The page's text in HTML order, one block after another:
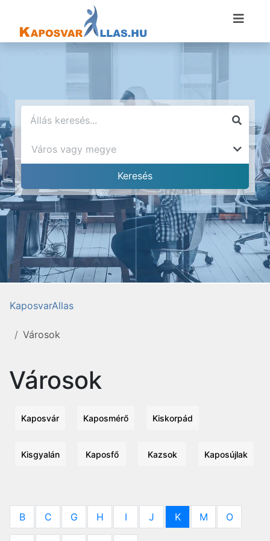
KaposvarAllas
Városok
Városok
Kaposvár Kaposmérő Kiskorpád
Kisgyalán Kaposfő Kazsok Kaposújlak
B C G H I J K M O